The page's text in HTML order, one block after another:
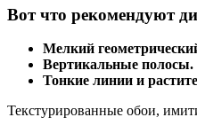
Вот что рекомендуют
Мелкий
Вертикальные полосы.
Тонкие линии и
Текстурированные обои,